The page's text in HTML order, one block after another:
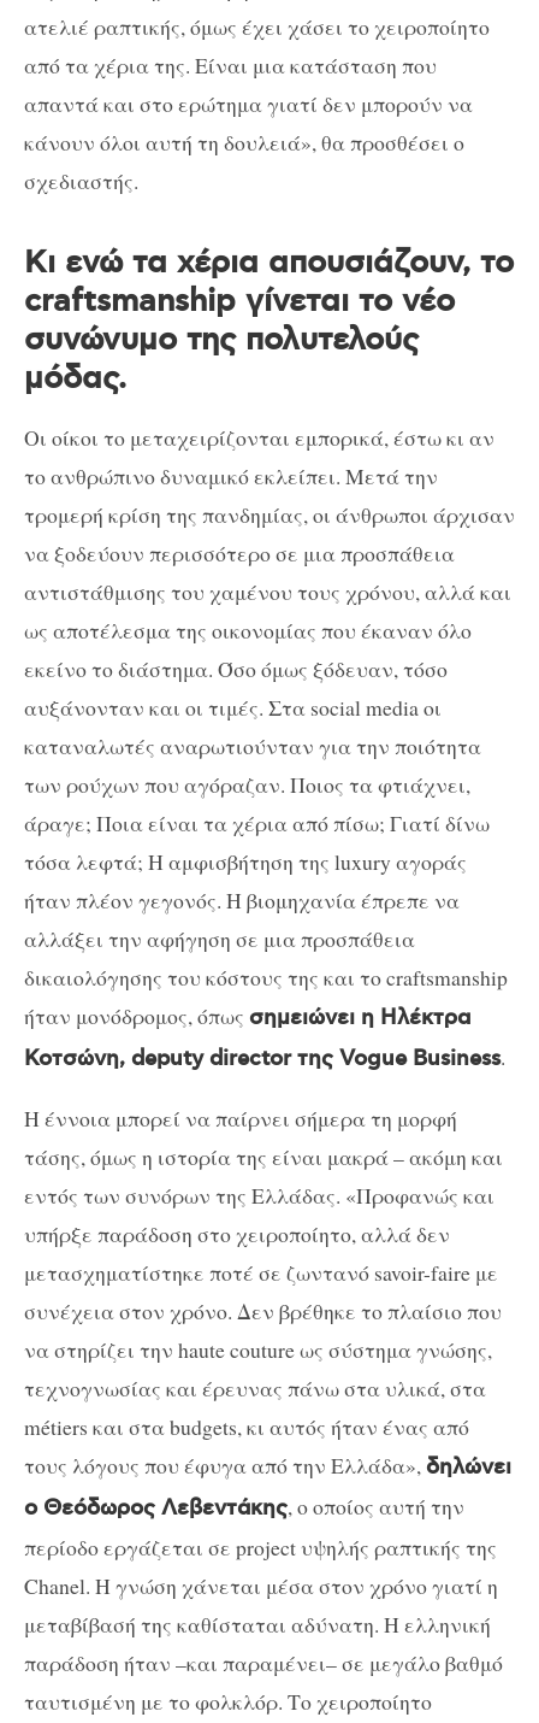
ατελιέ ραπτικής, όμως έχει χάσει το χειροποίητο
από τα χέρια της. Είναι μια κατάσταση που
απαντά και στο ερώτημα γιατί δεν μπορούν να
κάνουν όλοι αυτή τη δουλειά», θα προσθέσει ο
σχεδιαστής.
Κι ενώ τα χέρια απουσιάζουν, το
craftsmanship γίνεται το νέο
συνώνυμο της πολυτελούς
μόδας.
Οι οίκοι το μεταχειρίζονται εμπορικά, έστω κι αν
το ανθρώπινο δυναμικό εκλείπει. Μετά την
τρομερή κρίση της πανδημίας, οι άνθρωποι άρχισαν
να ξοδεύουν περισσότερο σε μια προσπάθεια
αντιστάθμισης του χαμένου τους χρόνου, αλλά και
ως αποτέλεσμα της οικονομίας που έκαναν όλο
εκείνο το διάστημα. Όσο όμως ξόδευαν, τόσο
αυξάνονταν και οι τιμές. Στα social media οι
καταναλωτές αναρωτιούνταν για την ποιότητα
των ρούχων που αγόραζαν. Ποιος τα φτιάχνει,
άραγε; Ποια είναι τα χέρια από πίσω; Γιατί δίνω
τόσα λεφτά; Η αμφισβήτηση της luxury αγοράς
ήταν πλέον γεγονός. Η βιομηχανία έπρεπε να
αλλάξει την αφήγηση σε μια προσπάθεια
δικαιολόγησης του κόστους της και το craftsmanship
ήταν μονόδρομος, όπως σημειώνει η Ηλέκτρα
Κοτσώνη, deputy director της Vogue Business.
Η έννοια μπορεί να παίρνει σήμερα τη μορφή
τάσης, όμως η ιστορία της είναι μακρά – ακόμη και
εντός των συνόρων της Ελλάδας. «Προφανώς και
υπήρξε παράδοση στο χειροποίητο, αλλά δεν
μετασχηματίστηκε ποτέ σε ζωντανό savoir-faire με
συνέχεια στον χρόνο. Δεν βρέθηκε το πλαίσιο που
να στηρίζει την haute couture ως σύστημα γνώσης,
τεχνογνωσίας και έρευνας πάνω στα υλικά, στα
métiers και στα budgets, κι αυτός ήταν ένας από
τους λόγους που έφυγα από την Ελλάδα»,δηλώνει
ο Θεόδωρος Λεβεντάκης, ο οποίος αυτή την
περίοδο εργάζεται σε project υψηλής ραπτικής της
Chanel. Η γνώση χάνεται μέσα στον χρόνο γιατί η
μεταβίβασή της καθίσταται αδύνατη. Η ελληνική
παράδοση ήταν –και παραμένει– σε μεγάλο βαθμό
ταυτισμένη με το φολκλόρ. Το χειροποίητο